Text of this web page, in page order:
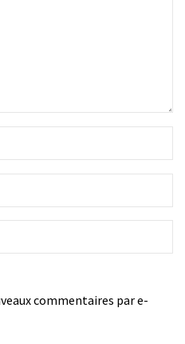
commentaires par e-